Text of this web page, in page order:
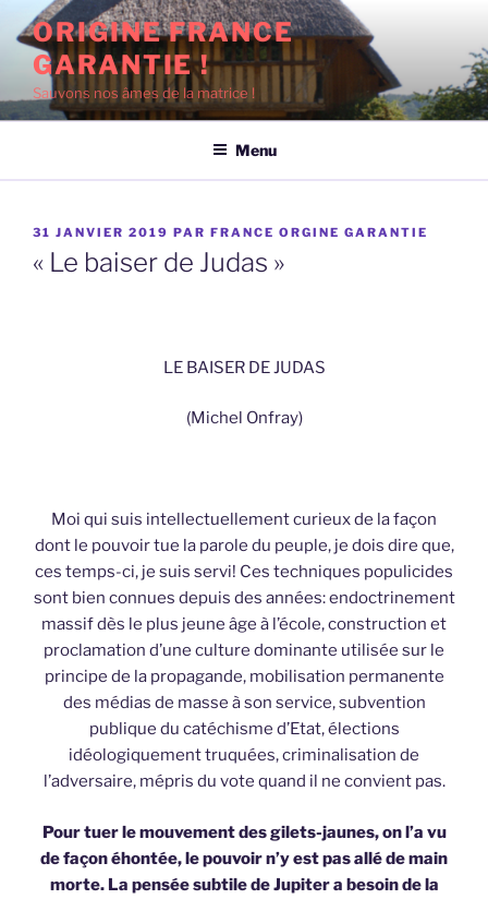
Aller
au
contenu
principal
ORIGINE FRANCE
GARANTIE !
Sauvons nos âmes de la matrice !
Menu
PUBLIÉ
31 JANVIER 2019 PAR FRANCE ORGINE GARANTIE
« Le baiser de Judas »
LE BAISER DE JUDAS
(Michel Onfray)
Moi qui suis intellectuellement curieux de la façon
dont le pouvoir tue la parole du peuple, je dois dire que,
ces temps-ci, je suis servi! Ces techniques populicides
sont bien connues depuis des années: endoctrinement
massif dès le plus jeune âge à l’école, construction et
proclamation d’une culture dominante utilisée sur le
principe de la propagande, mobilisation permanente
des médias de masse à son service, subvention
publique du catéchisme d’Etat, élections
idéologiquement truquées, criminalisation de
l’adversaire, mépris du vote quand il ne convient pas.
Pour tuer le mouvement des gilets-jaunes, on l’a vu
de façon éhontée, le pouvoir n’y est pas allé de main
morte. La pensée subtile de Jupiter a besoin de la